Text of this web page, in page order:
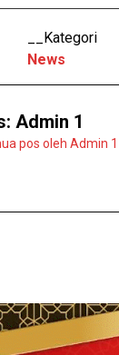
__Kategori
News
Admin 1
pos oleh Admin 1